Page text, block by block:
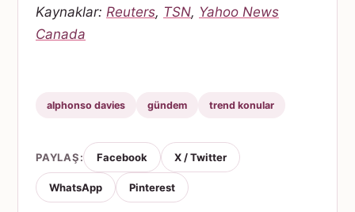
Kaynaklar: Reuters, TSN, Yahoo News
Canada
alphonso davies gündem trend konular
PAYLAŞ: Facebook X / Twitter
WhatsApp Pinterest